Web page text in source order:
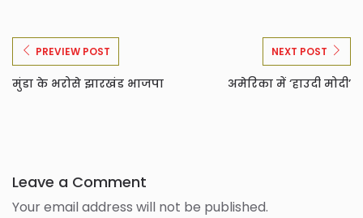
PREVIEW POST
मुंडा के भरोसे झारखंड भाजपा
NEXT POST
अमेरिका में ‘हाउदी मोदी’
Leave a Comment
Your email address will not be published.